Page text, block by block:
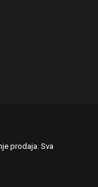
prodaja. Sva